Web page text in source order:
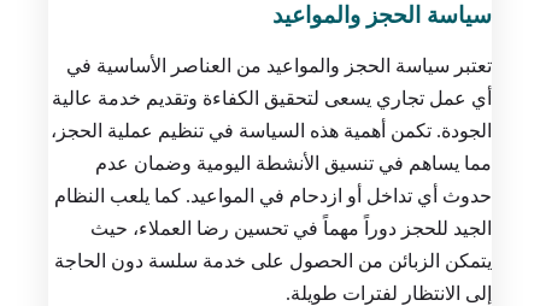
سياسة الحجز والمواعيد
تعتبر سياسة الحجز والمواعيد من العناصر الأساسية في
أي عمل تجاري يسعى لتحقيق الكفاءة وتقديم خدمة عالية
الجودة. تكمن أهمية هذه السياسة في تنظيم عملية الحجز،
مما يساهم في تنسيق الأنشطة اليومية وضمان عدم
حدوث أي تداخل أو ازدحام في المواعيد. كما يلعب النظام
الجيد للحجز دوراً مهماً في تحسين رضا العملاء، حيث
يتمكن الزبائن من الحصول على خدمة سلسة دون الحاجة
إلى الانتظار لفترات طويلة.